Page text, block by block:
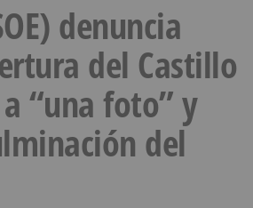
denuncia
del Castillo
“una foto” y
del